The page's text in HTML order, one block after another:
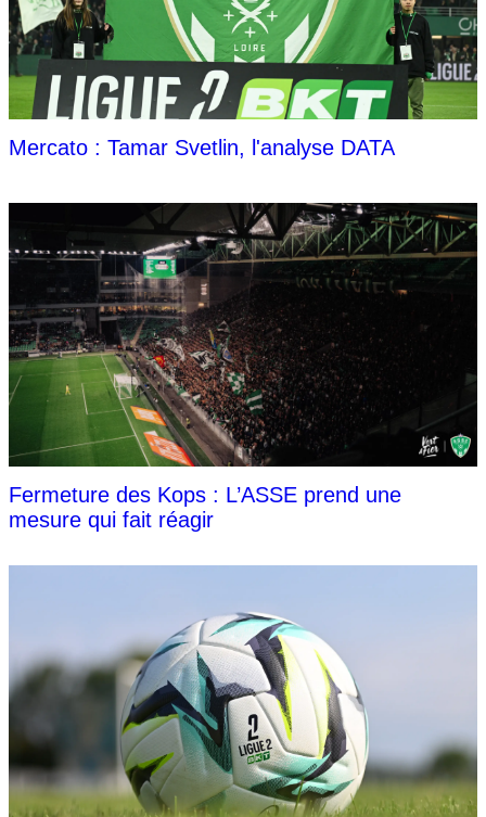
Mercato : Tamar Svetlin, l'analyse DATA
Fermeture des Kops : L’ASSE prend une
mesure qui fait réagir